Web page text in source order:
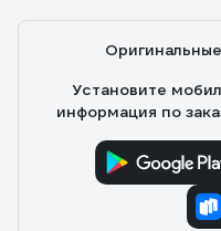
Установите
информация по